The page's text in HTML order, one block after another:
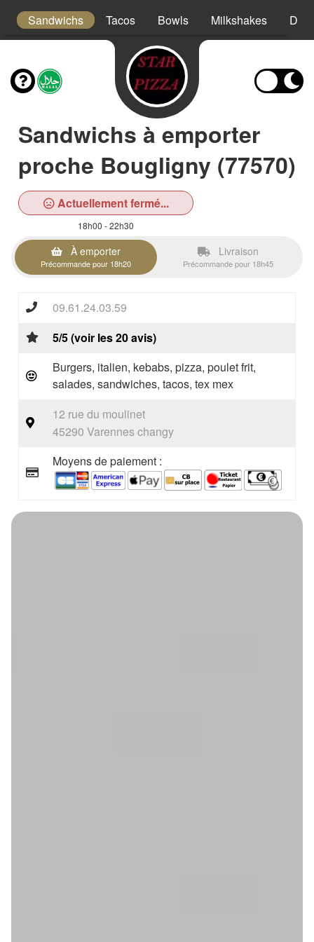
Sandwichs Tacos Bowls Milkshakes
Sandwichs à emporter
proche Bougligny (77570)
Actuellement fermé...
18h00 - 22h30
À emporter
Précommande pour 18h20
Livraison
Précommande pour 18h45
09.61.24.03.59
5/5 (voir les 20 avis)
Burgers, italien, kebabs, pizza, poulet frit,
salades, sandwiches, tacos, tex mex
12 rue du moulinet
45290 Varennes changy
Moyens de paiement :